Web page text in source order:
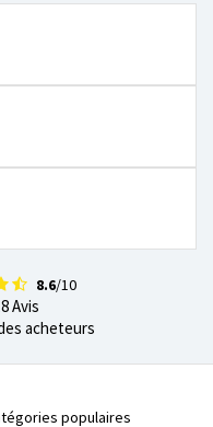
8.6/10
Avis
acheteurs
populaires